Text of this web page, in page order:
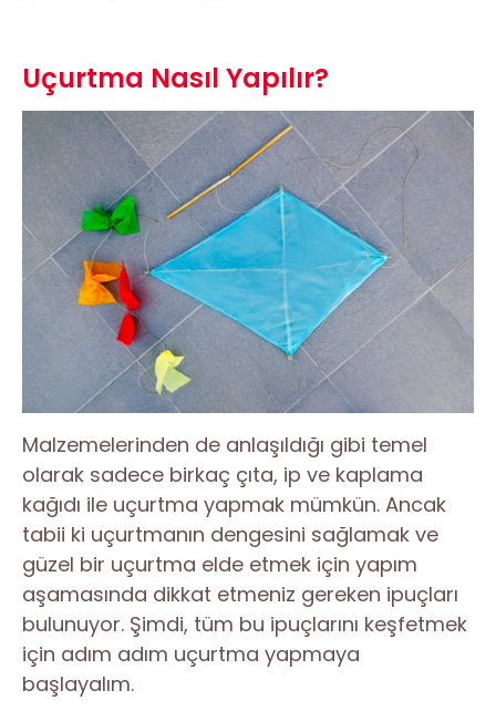
Uçurtma Nasıl Yapılır?
Malzemelerinden de anlaşıldığı gibi temel
olarak sadece birkaç çıta, ip ve kaplama
kağıdı ile uçurtma yapmak mümkün. Ancak
tabii ki uçurtmanın dengesini sağlamak ve
güzel bir uçurtma elde etmek için yapım
aşamasında dikkat etmeniz gereken ipuçları
bulunuyor. Şimdi, tüm bu ipuçlarını keşfetmek
için adım adım uçurtma yapmaya
başlayalım.